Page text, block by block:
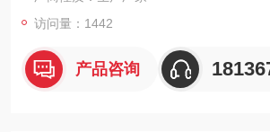
访问量：1442
产品咨询